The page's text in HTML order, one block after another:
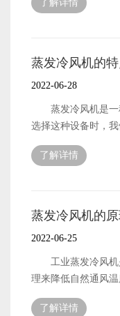
气效果。 如何购
代，人们购买设备
购买的空冷器风机
果你有批量需求，
求，而且通常会在
的特点是什么 现
常规的通风和排气
证良好的生产空间
机，这可以帮助
求，从多方面比较
用过程中产生的电
合当前市场的发展
用。这就是为什么
更多需求。
备，在许多领域得
比，蒸发冷风机具
相应的作用。与过
是什么 与过去的
更符合新时代发展
点。在气体传输过
润滑，即使设备出
非常适合欢迎使
理。与传统风机产
在环保节能方面具
承主要用于控制轴
相应的吸力，从
这是蒸发冷风机的
具有很强的变形能
了解详情
蒸发冷风机的
2022-06-28
蒸发冷风机是一
选择这种设备时，
的地方，需要蒸发
求很高，一些工厂
不仅会影响工人的
状态。 蒸发冷风
顶相对较高。在这
机，或同时安装更
达到更好的通风和
气效果。 如何购
了解详情
蒸发冷风机的
2022-06-25
工业蒸发冷风机
理来降低自然通风
为工业蒸发冷却风
通风㎡,它一小时只
了解详情